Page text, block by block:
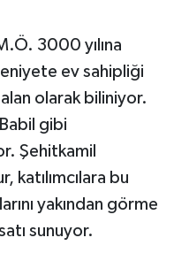
3000 yılına
ev sahipliği
olarak biliniyor.
gibi
Şehitkamil
katılımcılara bu
yakından görme
sunuyor.